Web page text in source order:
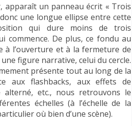
apparaît un panneau écrit « Trois
une longue ellipse entre cette
qui dure moins de trois
commence. De plus, ce fondu au
à l’ouverture et à la fermeture de
figure narrative, celui du cercle.
présente tout au long de la
aux flashbacks, aux effets de
alterné, etc., nous retrouvons le
échelles (à l’échelle de la
où bien d’une scène).